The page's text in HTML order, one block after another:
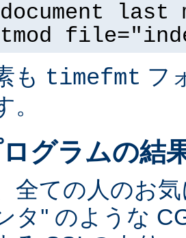
も timefmt フ
グラムの結
全ての人のお
タ'' のような